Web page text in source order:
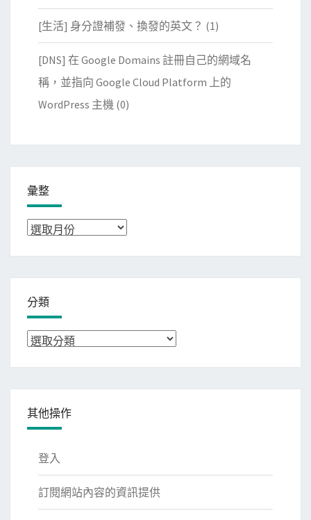
[生活] 身分證補發、換發的英文？ (1)
[DNS] 在 Google Domains 註冊自己的網域名
稱，並指向 Google Cloud Platform 上的
WordPress 主機 (0)
彙整
彙
分類
分
其他操作
登入
訂閱網站內容的資訊提供